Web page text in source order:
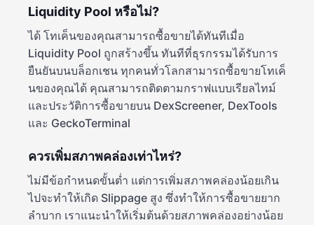
Liquidity Pool หรือไม่?
ได้ โทเค็นของคุณสามารถซื้อขายได้ทันทีเมื่อ
Liquidity Pool ถูกสร้างขึ้น ทันทีที่ธุรกรรมได้รับการ
ยืนยันบนบล็อกเชน ทุกคนทั่วโลกสามารถซื้อขายโทเค็
นของคุณได้ คุณสามารถติดตามกราฟแบบเรียลไทม์
และประวัติการซื้อขายบน DexScreener, DexTools
และ GeckoTerminal
ควรเพิ่มสภาพคล่องเท่าไหร่?
ไม่มีข้อกำหนดขั้นต่ำ แต่การเพิ่มสภาพคล่องน้อยเกิน
ไปจะทำให้เกิด Slippage สูง ซึ่งทำให้การซื้อขายยาก
ลำบาก เราแนะนำให้เริ่มต้นด้วยสภาพคล่องอย่างน้อย